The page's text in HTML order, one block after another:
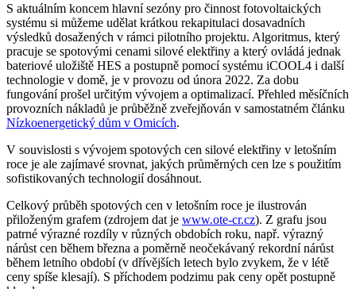
S aktuálním koncem hlavní sezóny pro činnost fotovoltaických
systému si můžeme udělat krátkou rekapitulaci dosavadních
výsledků dosažených v rámci pilotního projektu. Algoritmus, který
pracuje se spotovými cenami silové elektřiny a který ovládá jednak
bateriové uložiště HES a postupně pomocí systému iCOOL4 i další
technologie v domě, je v provozu od února 2022. Za dobu
fungování prošel určitým vývojem a optimalizací. Přehled měsíčních
provozních nákladů je průběžně zveřejňován v samostatném článku
Nízkoenergetický dům v Omicích.
V souvislosti s vývojem spotových cen silové elektřiny v letošním
roce je ale zajímavé srovnat, jakých průměrných cen lze s použitím
sofistikovaných technologií dosáhnout.
Celkový průběh spotových cen v letošním roce je ilustrován
přiloženým grafem (zdrojem dat je www.ote-cr.cz). Z grafu jsou
patrné výrazné rozdíly v různých obdobích roku, např. výrazný
nárůst cen během března a poměrně neočekávaný rekordní nárůst
během letního období (v dřívějších letech bylo zvykem, že v létě
ceny spíše klesají). S příchodem podzimu pak ceny opět postupně